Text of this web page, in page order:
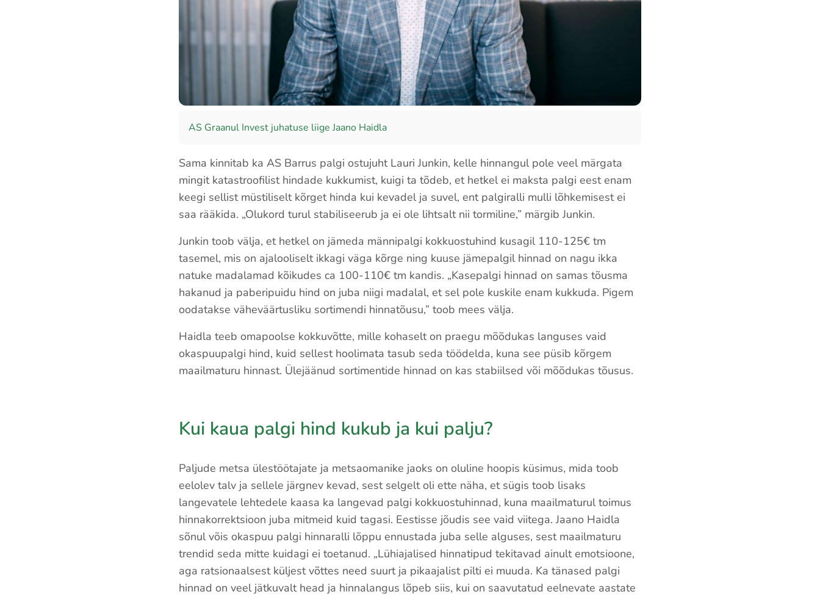
AS Graanul Invest juhatuse liige Jaano Haidla
Sama kinnitab ka AS Barrus palgi ostujuht Lauri Junkin, kelle hinnangul pole veel märgata
mingit katastroofilist hindade kukkumist, kuigi ta tõdeb, et hetkel ei maksta palgi eest enam
keegi sellist müstiliselt kõrget hinda kui kevadel ja suvel, ent palgiralli mulli lõhkemisest ei
saa rääkida. „Olukord turul stabiliseerub ja ei ole lihtsalt nii tormiline,” märgib Junkin.
Junkin toob välja, et hetkel on jämeda männipalgi kokkuostuhind kusagil 110-125€ tm
tasemel, mis on ajalooliselt ikkagi väga kõrge ning kuuse jämepalgil hinnad on nagu ikka
natuke madalamad kõikudes ca 100-110€ tm kandis. „Kasepalgi hinnad on samas tõusma
hakanud ja paberipuidu hind on juba niigi madalal, et sel pole kuskile enam kukkuda. Pigem
oodatakse väheväärtusliku sortimendi hinnatõusu,” toob mees välja.
Haidla teeb omapoolse kokkuvõtte, mille kohaselt on praegu mõõdukas languses vaid
okaspuupalgi hind, kuid sellest hoolimata tasub seda töödelda, kuna see püsib kõrgem
maailmaturu hinnast. Ülejäänud sortimentide hinnad on kas stabiilsed või mõõdukas tõusus.
Kui kaua palgi hind kukub ja kui palju?
Paljude metsa ülestöötajate ja metsaomanike jaoks on oluline hoopis küsimus, mida toob
eelolev talv ja sellele järgnev kevad, sest selgelt oli ette näha, et sügis toob lisaks
langevatele lehtedele kaasa ka langevad palgi kokkuostuhinnad, kuna maailmaturul toimus
hinnakorrektsioon juba mitmeid kuid tagasi. Eestisse jõudis see vaid viitega. Jaano Haidla
sõnul võis okaspuu palgi hinnaralli lõppu ennustada juba selle alguses, sest maailmaturu
trendid seda mitte kuidagi ei toetanud. „Lühiajalised hinnatipud tekitavad ainult emotsioone,
aga ratsionaalsest küljest võttes need suurt ja pikaajalist pilti ei muuda. Ka tänased palgi
hinnad on veel jätkuvalt head ja hinnalangus lõpeb siis, kui on saavutatud eelnevate aastate